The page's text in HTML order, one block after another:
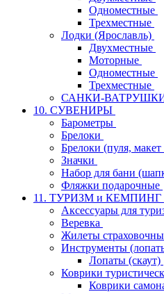
Одноместные
Трехместные
Лодки (Ярославль)
Двухместные
Моторные
Одноместные
Трехместные
САНКИ-
10. СУВЕНИРЫ
Барометры
Брелоки
Брелоки (пуля, макет
Значки
Набор для бани
Фляжки подарочные
11. ТУРИЗМ и КЕМПИНГ
Аксессуары для
Веревка
Жилеты
Инструменты
Лопаты (скаут)
Коврики
Коврики